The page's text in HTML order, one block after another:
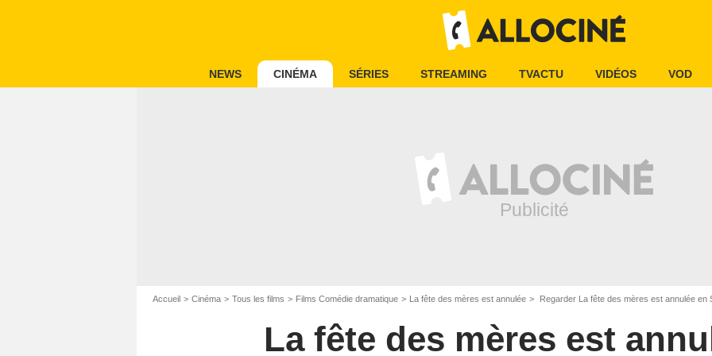
NEWS CINÉMA SÉRIES STREAMING TVACTU VIDÉOS VOD
Accueil Cinéma Tous les films Films Comédie dramatique La fête des mères est annulée Regarder La fête des mères est annulée en
La fête des mères est